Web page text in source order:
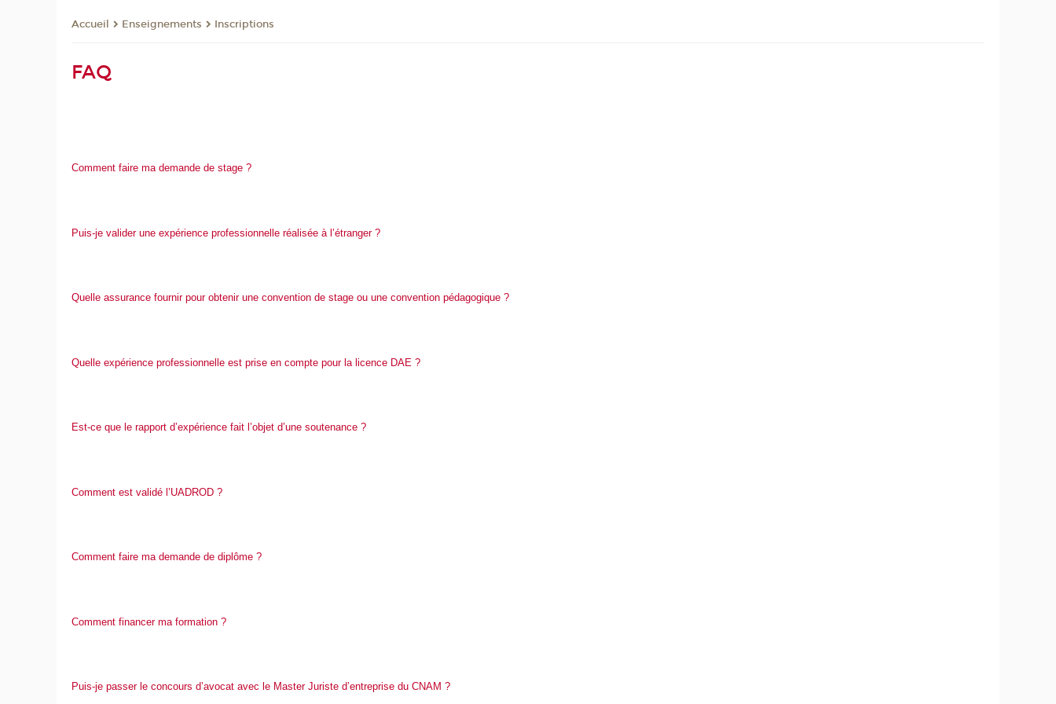
Accueil Enseignements Inscriptions
FAQ
Comment faire ma demande de stage ?
Puis-je valider une expérience professionnelle réalisée à l’étranger ?
Quelle assurance fournir pour obtenir une convention de stage ou une convention pédagogique ?
Quelle expérience professionnelle est prise en compte pour la licence DAE ?
Est-ce que le rapport d’expérience fait l’objet d’une soutenance ?
Comment est validé l’UADROD ?
​​​​​​​Comment faire ma demande de diplôme ?
​​​​​​​​​​​​​​Comment financer ma formation ?
​​​​​​​​​​​​​​Puis-je passer le concours d’avocat avec le Master Juriste d’entreprise du CNAM ?